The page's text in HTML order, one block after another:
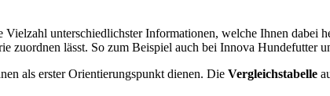
Vielzahl unterschiedlichster Informationen, welche Ihnen dabei
zuordnen lässt. So zum Beispiel auch bei Innova Hundefutter
als erster Orientierungspunkt dienen. Die Vergleichstabelle